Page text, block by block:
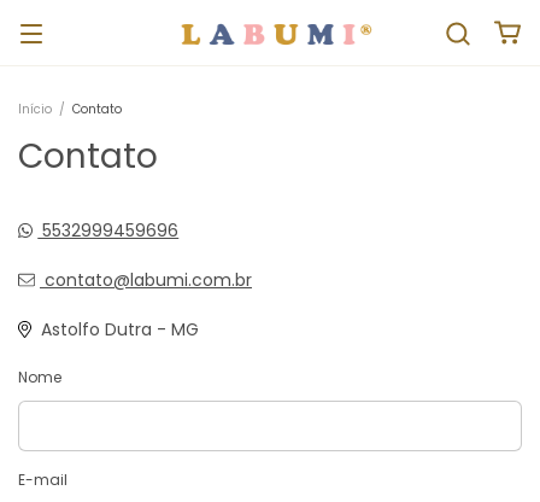
Início / Contato
Contato
5532999459696
contato@labumi.com.br
Astolfo Dutra - MG
Nome
E-mail